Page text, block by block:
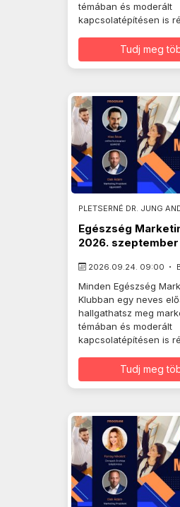
témában és moderált
kapcsolatépítésen is
Tudj meg
PLETSERNÉ DR. JUNG
Egészség
2026. szeptember
2026.09.24. 09:00
Minden Egészség
Klubban egy neves
hallgathatsz meg
témában és moderált
kapcsolatépítésen is
Tudj meg